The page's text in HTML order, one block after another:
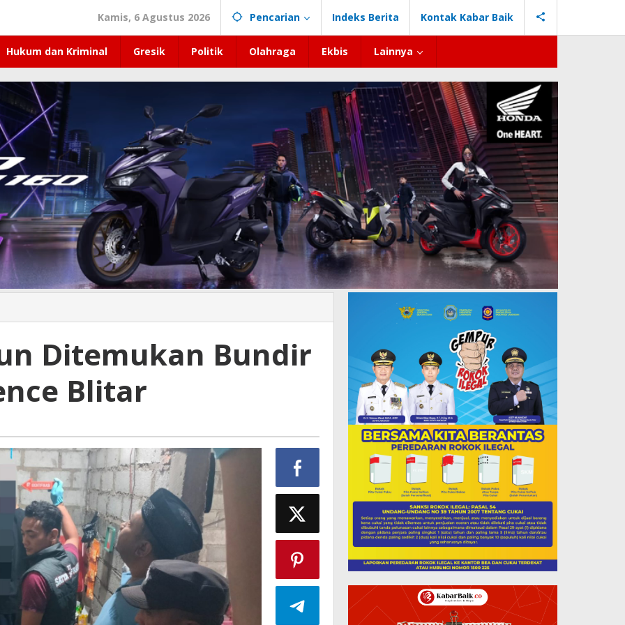
Kamis, 6 Agustus 2026 Pencarian Indeks Berita Kontak Kabar Baik
Hukum dan Kriminal Gresik Politik Olahraga Ekbis Lainnya
Ditemukan Bundir
Blitar